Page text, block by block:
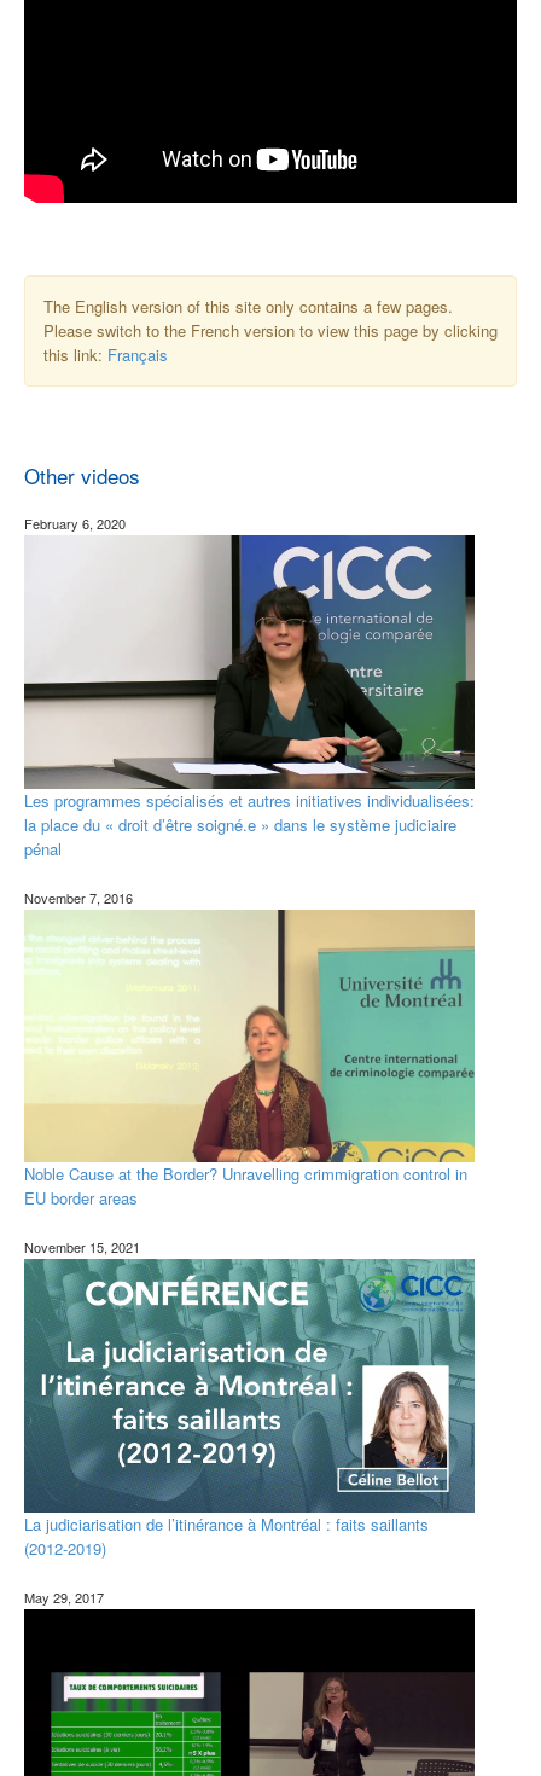
The English version of this site only contains a few pages.
Please switch to the French version to view this page by clicking
this link: Français
Other videos
February 6, 2020
Les programmes spécialisés et autres initiatives individualisées:
la place du « droit d’être soigné.e » dans le système judiciaire
pénal
November 7, 2016
Noble Cause at the Border? Unravelling crimmigration control in
EU border areas
November 15, 2021
La judiciarisation de l’itinérance à Montréal : faits saillants
(2012-2019)
May 29, 2017